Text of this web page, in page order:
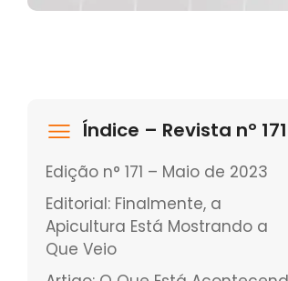
Índice – Revista nº 171
Edição n° 171 – Maio de 2023
Editorial: Finalmente, a
Apicultura Está Mostrando a
Que Veio